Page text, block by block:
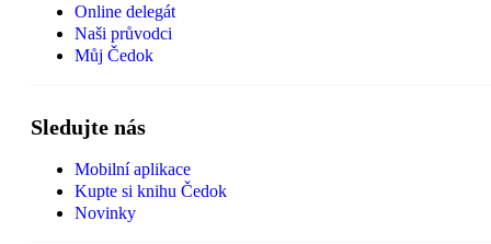
Online delegát
Naši průvodci
Můj Čedok
Sledujte nás
Mobilní aplikace
Kupte si knihu Čedok
Novinky